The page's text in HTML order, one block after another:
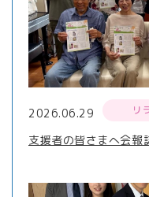
2026.06.29 リ
支援者の皆さまへ会報